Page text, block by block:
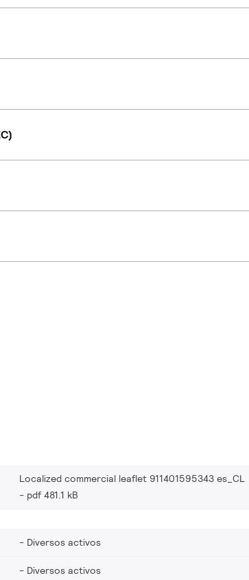
Localized commercial leaflet 911401595343 es_CL
pdf 481.1 kB
Diversos activos
Diversos activos